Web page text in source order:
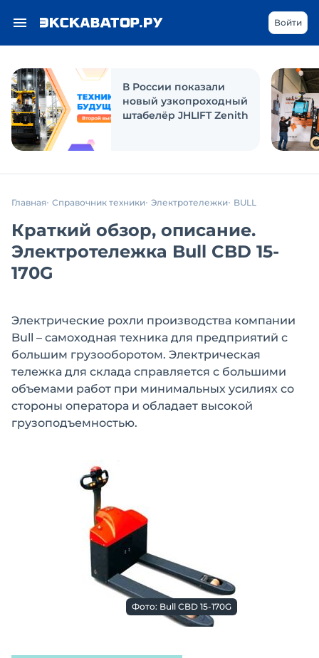
Войти
В России показали
новый узкопроходный
штабелёр JHLIFT Zenith
Главная Справочник техники Электротележки BULL
Краткий обзор, описание.
Электротележка Bull CBD 15-
170G
Электрические рохли производства компании
Bull – самоходная техника для предприятий с
большим грузооборотом. Электрическая
тележка для склада справляется с большими
объемами работ при минимальных усилиях со
стороны оператора и обладает высокой
грузоподъемностью.
Фото: Bull CBD 15-170G